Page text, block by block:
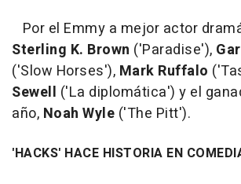
Por el Emmy a mejor actor
Sterling K. Brown ('Paradise'),
('Slow Horses'), Mark Ruffalo
Sewell ('La diplomática') y el
año, Noah Wyle ('The Pitt').
'HACKS' HACE HISTORIA EN